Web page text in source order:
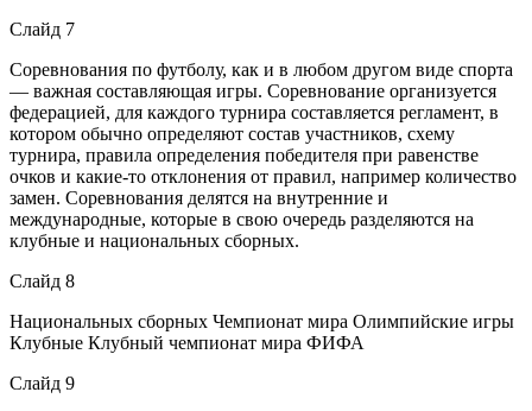
Слайд 7
Соревнования по футболу, как и в любом другом виде спорта
— важная составляющая игры. Соревнование организуется
федерацией, для каждого турнира составляется регламент, в
котором обычно определяют состав участников, схему
турнира, правила определения победителя при равенстве
очков и какие-то отклонения от правил, например количество
замен. Соревнования делятся на внутренние и
международные, которые в свою очередь разделяются на
клубные и национальных сборных.
Слайд 8
Национальных сборных Чемпионат мира Олимпийские игры
Клубные Клубный чемпионат мира ФИФА
Слайд 9